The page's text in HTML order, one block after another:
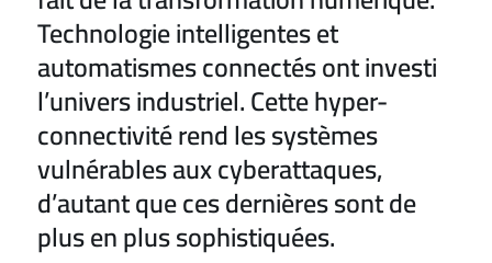
Technologie intelligentes et
automatismes connectés ont investi
l’univers industriel. Cette hyper-
connectivité rend les systèmes
vulnérables aux cyberattaques,
d’autant que ces dernières sont de
plus en plus sophistiquées.